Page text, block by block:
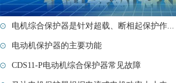
电机综合保护器是针对超载、断相起保护作...
电动机保护器的主要功能
CDS11-P电动机综合保护器常见故障